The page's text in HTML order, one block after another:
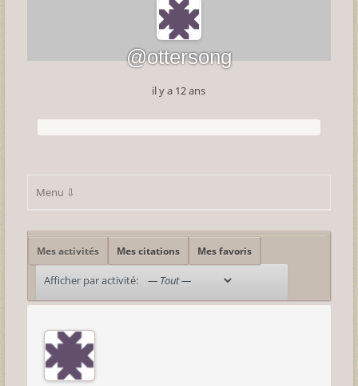
@ottersong
il y a 12 ans
Mes activités Mes citations Mes favoris
Afficher par activité: